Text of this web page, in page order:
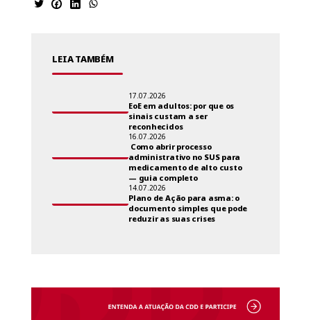
LEIA TAMBÉM
17.07.2026
EoE em adultos: por que os
sinais custam a ser
reconhecidos
16.07.2026
Como abrir processo
administrativo no SUS para
medicamento de alto custo
— guia completo
14.07.2026
Plano de Ação para asma: o
documento simples que pode
reduzir as suas crises